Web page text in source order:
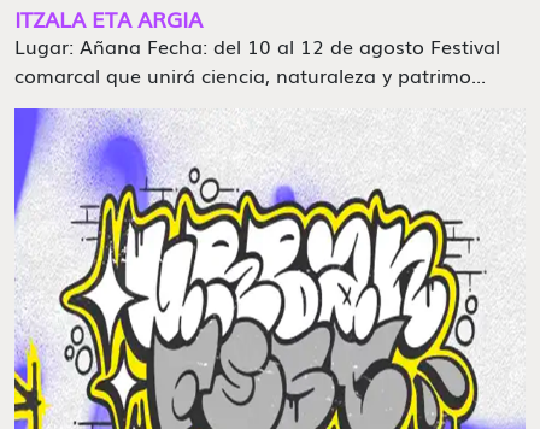
ITZALA ETA ARGIA
Lugar: Añana Fecha: del 10 al 12 de agosto Festival
comarcal que unirá ciencia, naturaleza y patrimo...